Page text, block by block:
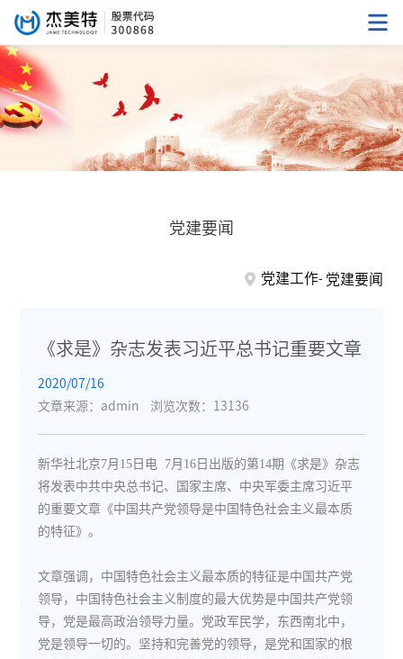
党建要闻
党建工作 党建要闻
《求是》杂志发表习近平总书记重要文章
2020/07/16
文章来源：admin
浏览次数：13136
新华社北京7月15日电 7月16日出版的第14期《求是》杂志
将发表中共中央总书记、国家主席、中央军委主席习近平
的重要文章《中国共产党领导是中国特色社会主义最本质
的特征》。
文章强调，中国特色社会主义最本质的特征是中国共产党
领导，中国特色社会主义制度的最大优势是中国共产党领
导，党是最高政治领导力量。党政军民学，东西南北中，
党是领导一切的。坚持和完善党的领导，是党和国家的根